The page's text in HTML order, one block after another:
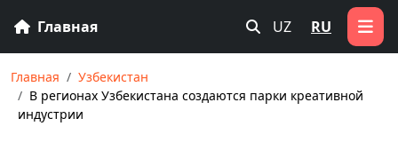
Главная UZ RU
Главная
Узбекистан
В регионах Узбекистана создаются парки креативной
индустрии